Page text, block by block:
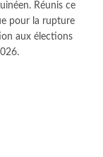
Réunis ce
pour la rupture
aux élections